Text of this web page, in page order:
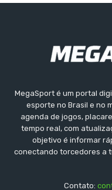
MegaSport é um portal
esporte no Brasil e no
agenda de jogos,
tempo real, com
objetivo é informar
conectando torcedores a
Contato: